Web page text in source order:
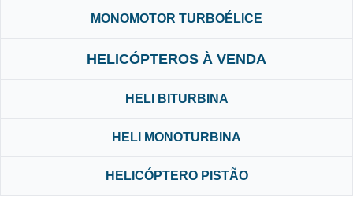
MONOMOTOR TURBOÉLICE
HELICÓPTEROS À VENDA
HELI BITURBINA
HELI MONOTURBINA
HELICÓPTERO PISTÃO